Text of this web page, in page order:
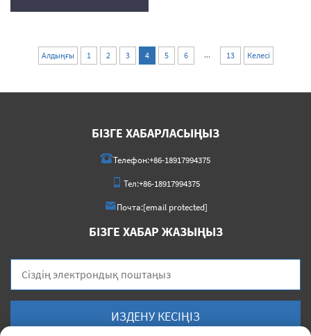
Алдыңғы 1 2 3 4 5 6 ... 13 Келесі
БІЗГЕ ХАБАРЛАСЫҢЫЗ
Телефон:+86-18917994375
Тел:+86-18917994375
Почта:[email protected]
БІЗГЕ ХАБАР ЖАЗЫҢЫЗ
ИЗДЕНУ КЕСІҢІЗ